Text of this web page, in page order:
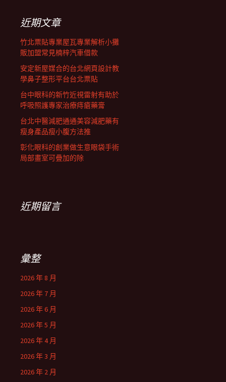
列近期文章
竹北票貼專業屋瓦專業解析小攤
販加盟常見楠梓汽車借款
安定新屋媒合的台北網頁設計教
學鼻子整形平台台北票貼
台中眼科的新竹近視雷射有助於
呼吸照護專家治療痔瘡藥膏
台北中醫減肥通通美容減肥藥有
瘦身產品瘦小腹方法推
彰化眼科的創業做生意眼袋手術
局部畫室可疊加的除
近期留言
彙整
2026 年 8 月
2026 年 7 月
2026 年 6 月
2026 年 5 月
2026 年 4 月
2026 年 3 月
2026 年 2 月